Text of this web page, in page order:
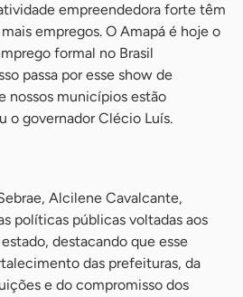
empreendedora forte têm
empregos. O Amapá é hoje o
formal no Brasil
passa por esse show de
nossos municípios estão
o governador Clécio Luís.
Alcilene Cavalcante,
políticas públicas voltadas aos
destacando que esse
das prefeituras, da
e do compromisso dos